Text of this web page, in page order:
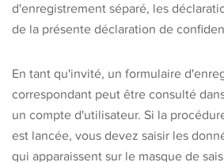
d'enregistrement séparé, les
de la présente déclaration de
En tant qu'invité, un formulaire
correspondant peut être consulté
un compte d'utilisateur. Si la
est lancée, vous devez saisir les
qui apparaissent sur le masque de